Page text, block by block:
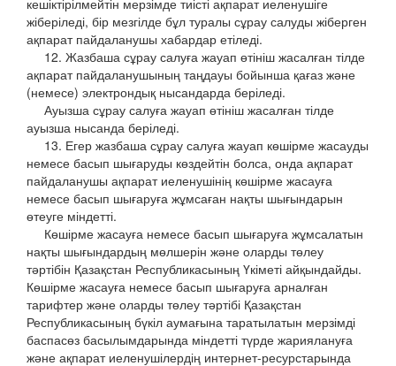
кешіктірілмейтін мерзімде тиісті ақпарат иеленушіге
жіберіледі, бір мезгілде бұл туралы сұрау салуды жіберген
ақпарат пайдаланушы хабардар етіледі.
12. Жазбаша сұрау салуға жауап өтініш жасалған тілде
ақпарат пайдаланушының таңдауы бойынша қағаз және
(немесе) электрондық нысандарда беріледі.
Ауызша сұрау салуға жауап өтініш жасалған тілде
ауызша нысанда беріледі.
13. Егер жазбаша сұрау салуға жауап көшірме жасауды
немесе басып шығаруды көздейтін болса, онда ақпарат
пайдаланушы ақпарат иеленушінің көшірме жасауға
немесе басып шығаруға жұмсаған нақты шығындарын
өтеуге міндетті.
Көшірме жасауға немесе басып шығаруға жұмсалатын
нақты шығындардың мөлшерін және оларды төлеу
тәртібін Қазақстан Республикасының Үкіметі айқындайды.
Көшірме жасауға немесе басып шығаруға арналған
тарифтер және оларды төлеу тәртібі Қазақстан
Республикасының бүкіл аумағына таратылатын мерзімді
баспасөз басылымдарында міндетті түрде жариялануға
және ақпарат иеленушілердің интернет-ресурстарында